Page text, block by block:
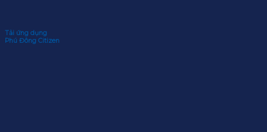
Tải ứng dụng
Phú Đông Citizen